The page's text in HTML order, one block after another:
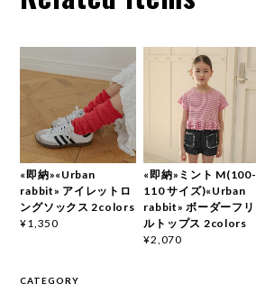
«即納»«Urban
rabbit» アイレットロ
ングソックス 2colors
¥1,350
«即納»ミント M(100-
110 サイズ)«Urban
rabbit» ボーダーフリ
ルトップス 2colors
¥2,070
CATEGORY